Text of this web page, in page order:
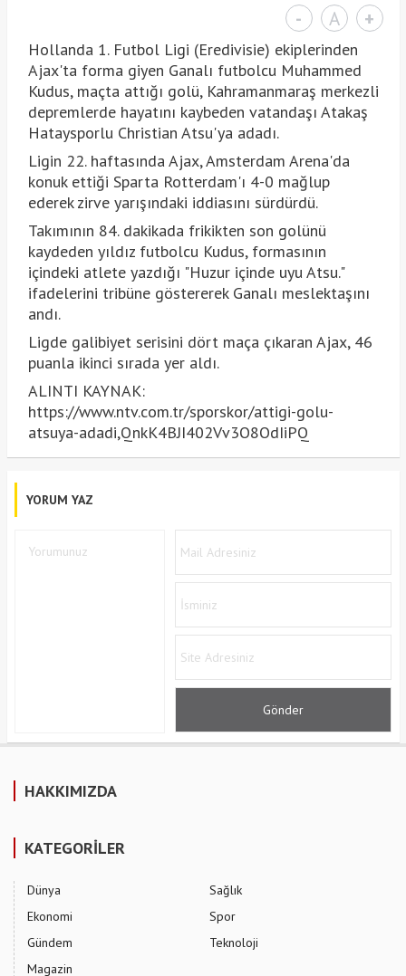
- A +
Hollanda 1. Futbol Ligi (Eredivisie) ekiplerinden
Ajax'ta forma giyen Ganalı futbolcu Muhammed
Kudus, maçta attığı golü, Kahramanmaraş merkezli
depremlerde hayatını kaybeden vatandaşı Atakaş
Hataysporlu Christian Atsu'ya adadı.
Ligin 22. haftasında Ajax, Amsterdam Arena'da
konuk ettiği Sparta Rotterdam'ı 4-0 mağlup
ederek zirve yarışındaki iddiasını sürdürdü.
Takımının 84. dakikada frikikten son golünü
kaydeden yıldız futbolcu Kudus, formasının
içindeki atlete yazdığı "Huzur içinde uyu Atsu."
ifadelerini tribüne göstererek Ganalı meslektaşını
andı.
Ligde galibiyet serisini dört maça çıkaran Ajax, 46
puanla ikinci sırada yer aldı.
ALINTI KAYNAK:
https://www.ntv.com.tr/sporskor/attigi-golu-
atsuya-adadi,QnkK4BJI402Vv3O8OdIiPQ
YORUM YAZ
HAKKIMIZDA
KATEGORİLER
Dünya
Ekonomi
Gündem
Magazin
Sağlık
Spor
Teknoloji